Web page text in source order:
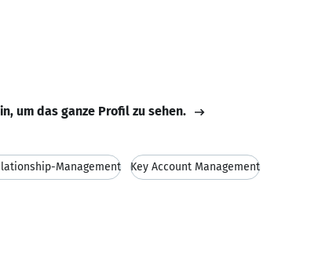
um das ganze Profil zu sehen.
Management Key Account Management